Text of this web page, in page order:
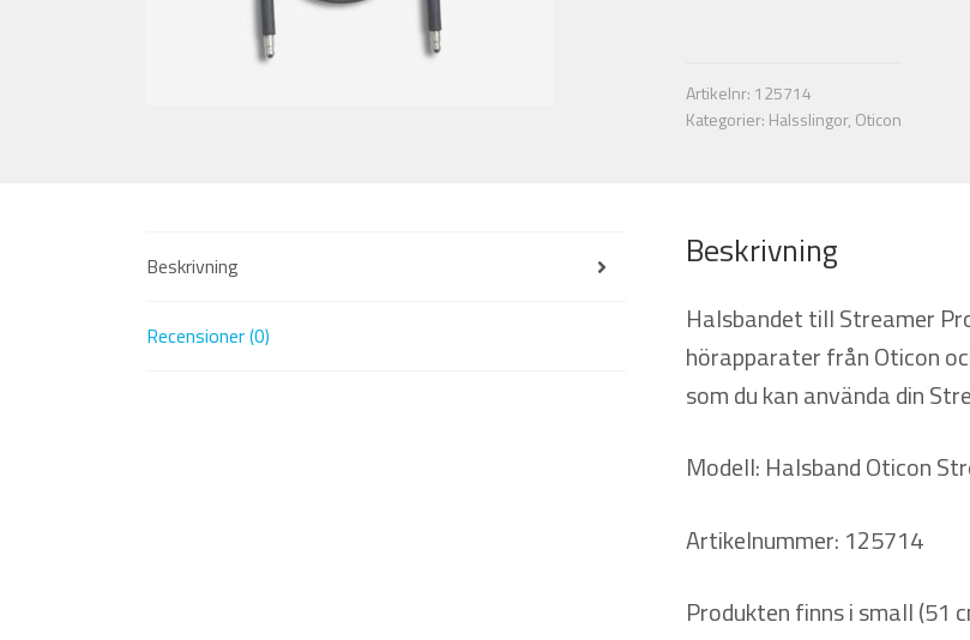
Artikelnr: 125714
Kategorier: Halsslingor, Oticon
Beskrivning
Recensioner (0)
Beskrivning
Halsbandet till Streamer
hörapparater från Oticon
som du kan använda din
Modell: Halsband Oticon
Artikelnummer: 125714
Produkten finns i small (51